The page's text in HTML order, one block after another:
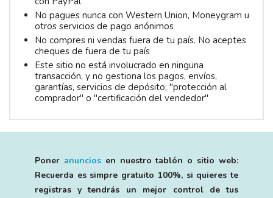
No pagues nunca con Western Union, Moneygram u
otros servicios de pago anónimos
No compres ni vendas fuera de tu país. No aceptes
cheques de fuera de tu país
Este sitio no está involucrado en ninguna
transacción, y no gestiona los pagos, envíos,
garantías, servicios de depósito, "protección al
comprador" o "certificación del vendedor"
Poner anunciosen nuestro tablón o sitio web:
Recuerda es simpre gratuito 100%, si quieres te
registras y tendrás un mejor control de tus